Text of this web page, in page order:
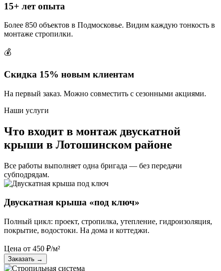
15+ лет опыта
Более 850 объектов в Подмосковье. Видим каждую тонкость в
монтаже стропилки.
💰
Скидка 15% новым клиентам
На первый заказ. Можно совместить с сезонными акциями.
Наши услуги
Что входит в монтаж двускатной
крыши в Лотошинском районе
Все работы выполняет одна бригада — без передачи
субподрядам.
Двускатная крыша «под ключ»
Полный цикл: проект, стропилка, утепление, гидроизоляция,
покрытие, водостоки. На дома и коттеджи.
Цена от 450 ₽/м²
Заказать →